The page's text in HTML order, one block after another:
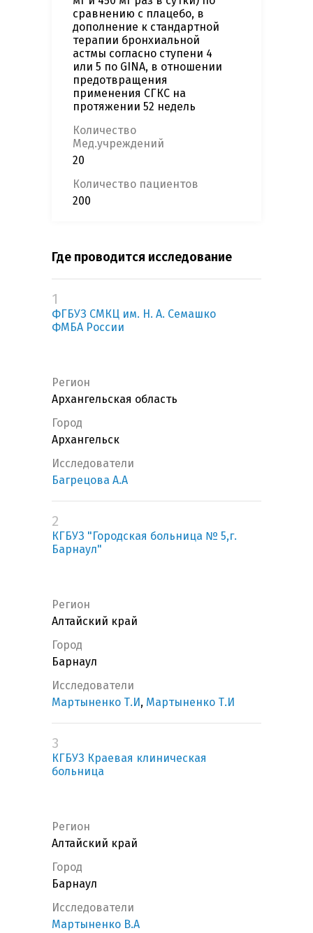
сравнению с плацебо, в
дополнение к стандартной
терапии бронхиальной
астмы согласно ступени 4
или 5 по GINA, в отношении
предотвращения
применения СГКС на
протяжении 52 недель
Количество
Мед.учреждений
20
Количество пациентов
200
Где проводится исследование
1
ФГБУЗ СМКЦ им. Н. А. Семашко
ФМБА России
Регион
Архангельская область
Город
Архангельск
Исследователи
Багрецова А.А
2
КГБУЗ "Городская больница № 5,г.
Барнаул"
Регион
Алтайский край
Город
Барнаул
Исследователи
Мартыненко Т.И, Мартыненко Т.И
3
КГБУЗ Краевая клиническая
больница
Регион
Алтайский край
Город
Барнаул
Исследователи
Мартыненко В.А